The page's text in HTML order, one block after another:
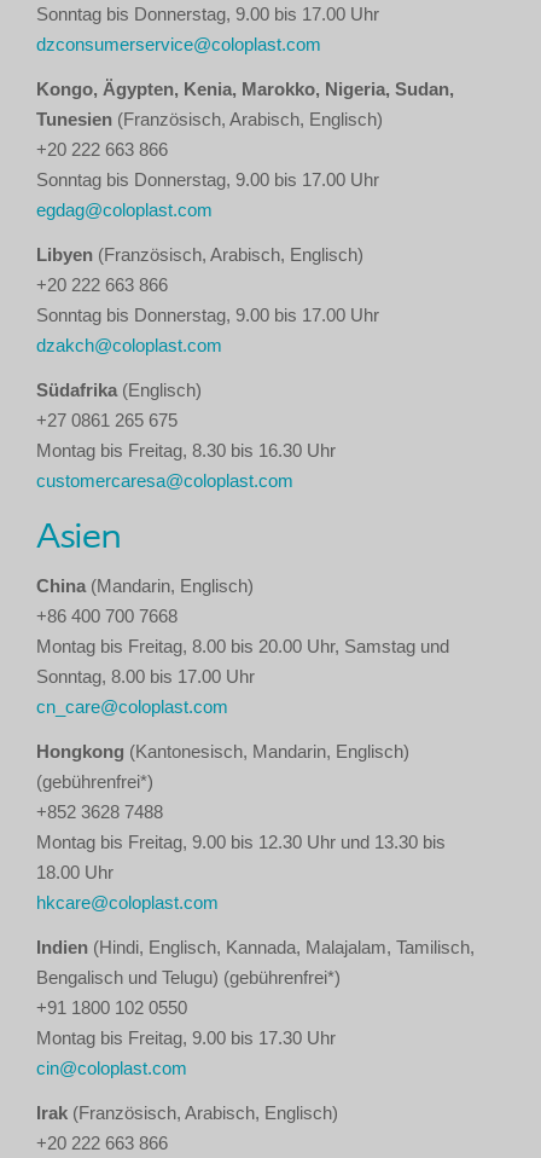
Sonntag bis Donnerstag, 9.00 bis 17.00 Uhr
dzconsumerservice@coloplast.com
Kongo, Ägypten, Kenia, Marokko, Nigeria, Sudan,
Tunesien (Französisch, Arabisch, Englisch)
+20 222 663 866
Sonntag bis Donnerstag, 9.00 bis 17.00 Uhr
egdag@coloplast.com
Libyen (Französisch, Arabisch, Englisch)
+20 222 663 866
Sonntag bis Donnerstag, 9.00 bis 17.00 Uhr
dzakch@coloplast.com
Südafrika (Englisch)
+27 0861 265 675
Montag bis Freitag, 8.30 bis 16.30 Uhr
customercaresa@coloplast.com
Asien
China (Mandarin, Englisch)
+86 400 700 7668
Montag bis Freitag, 8.00 bis 20.00 Uhr, Samstag und
Sonntag, 8.00 bis 17.00 Uhr
cn_care@coloplast.com
Hongkong (Kantonesisch, Mandarin, Englisch)
(gebührenfrei*)
+852 3628 7488
Montag bis Freitag, 9.00 bis 12.30 Uhr und 13.30 bis
18.00 Uhr
hkcare@coloplast.com
Indien (Hindi, Englisch, Kannada, Malajalam, Tamilisch,
Bengalisch und Telugu) (gebührenfrei*)
+91 1800 102 0550
Montag bis Freitag, 9.00 bis 17.30 Uhr
cin@coloplast.com
Irak (Französisch, Arabisch, Englisch)
+20 222 663 866